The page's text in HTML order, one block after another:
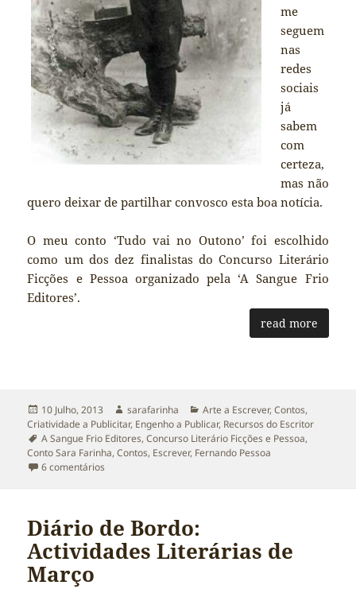
me
seguem
nas
redes
sociais
já
sabem
com
certeza,
mas não
quero deixar de partilhar convosco esta boa notícia.
O meu conto ‘Tudo vai no Outono’ foi escolhido
como um dos dez finalistas do Concurso Literário
Ficções e Pessoa organizado pela ‘A Sangue Frio
Editores’.
read more
Publicado
a
10 Julho, 2013 Autor
sarafarinha Categorias
Arte a Escrever,Contos,
Criatividade a Publicitar, Engenho a Publicar, Recursos do Escritor
Etiquetas
A Sangue Frio Editores,Concurso Literário Ficções e Pessoa,
Conto Sara Farinha,Contos, Escrever, Fernando Pessoa
6 comentários
Diário de Bordo:
Actividades Literárias de
Março